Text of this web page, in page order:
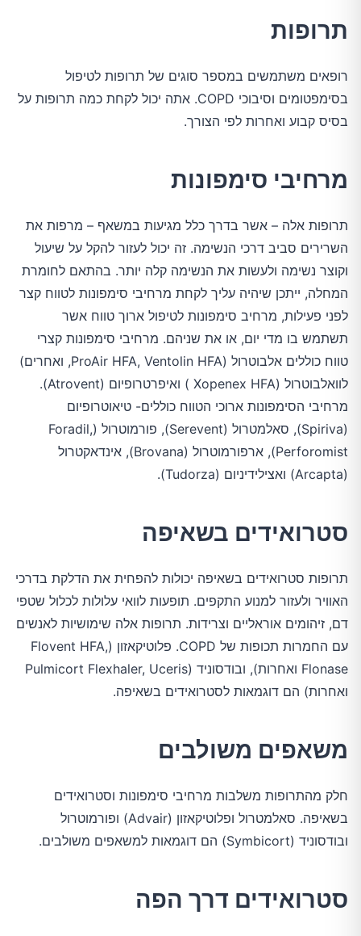
תרופות
רופאים משתמשים במספר סוגים של תרופות לטיפול
בסימפטומים וסיבוכי COPD. אתה יכול לקחת כמה תרופות על
בסיס קבוע ואחרות לפי הצורך.
מרחיבי סימפונות
תרופות אלה – אשר בדרך כלל מגיעות במשאף – מרפות את
השרירים סביב דרכי הנשימה. זה יכול לעזור להקל על שיעול
וקוצר נשימה ולעשות את הנשימה קלה יותר. בהתאם לחומרת
המחלה, ייתכן שיהיה עליך לקחת מרחיבי סימפונות לטווח קצר
לפני פעילות, מרחיב סימפונות לטיפול ארוך טווח אשר
תשתמש בו מדי יום, או את שניהם. מרחיבי סימפונות קצרי
טווח כוללים אלבוטרול (ProAir HFA, Ventolin HFA, ואחרים)
לוואלבוטרול (Xopenex HFA ) ואיפרטרופיום (Atrovent).
מרחיבי הסימפונות ארוכי הטווח כוללים- טיאוטרופיום
(Spiriva), סאלמטרול (Serevent), פורמוטרול (Foradil,
Perforomist), ארפורמוטרול (Brovana), אינדאקטרול
(Arcapta) ואצילידיניום (Tudorza).
סטרואידים בשאיפה
תרופות סטרואידים בשאיפה יכולות להפחית את הדלקת בדרכי
האוויר ולעזור למנוע התקפים. תופעות לוואי עלולות לכלול שטפי
דם, זיהומים אוראליים וצרידות. תרופות אלה שימושיות לאנשים
עם החמרות תכופות של COPD. פלוטיקאזון (Flovent HFA,
Flonase ואחרות), ובודסוניד (Pulmicort Flexhaler, Uceris
ואחרות) הם דוגמאות לסטרואידים בשאיפה.
משאפים משולבים
חלק מהתרופות משלבות מרחיבי סימפונות וסטרואידים
בשאיפה. סאלמטרול ופלוטיקאזון (Advair) ופורמוטרול
ובודסוניד (Symbicort) הם דוגמאות למשאפים משולבים.
סטרואידים דרך הפה